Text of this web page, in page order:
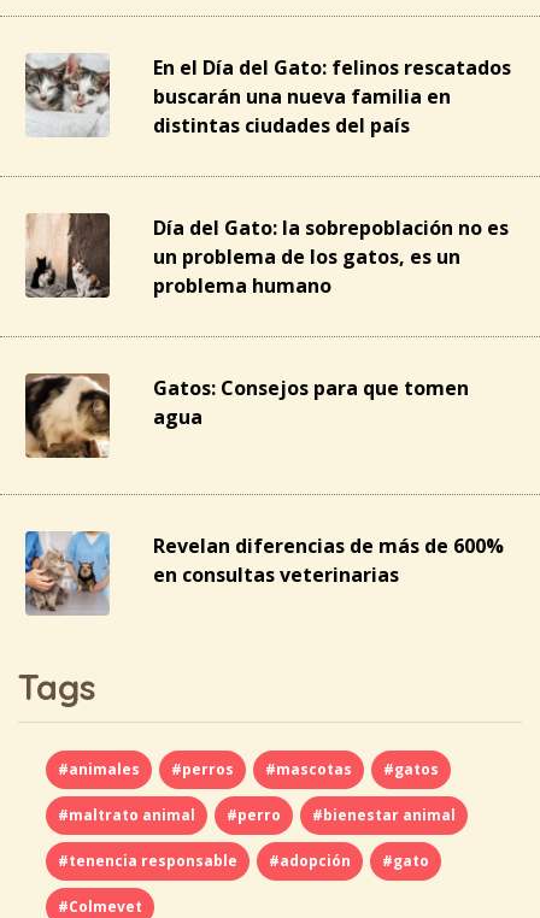
En el Día del Gato: felinos rescatados
buscarán una nueva familia en
distintas ciudades del país
Día del Gato: la sobrepoblación no es
un problema de los gatos, es un
problema humano
Gatos: Consejos para que tomen
agua
Revelan diferencias de más de 600%
en consultas veterinarias
Tags
#animales #perros #mascotas #gatos
#maltrato animal #perro #bienestar animal
#tenencia responsable #adopción #gato
#Colmevet